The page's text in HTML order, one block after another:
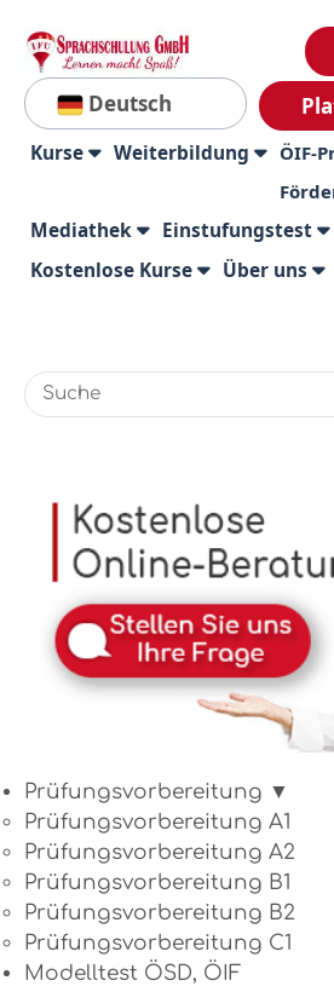
Deutsch
Kurse Weiterbildung
ÖIF-
Mediathek
Einstufungstest
Kostenlose Kurse
Über uns
Prüfungsvorbereitung ▼
Prüfungsvorbereitung A1
Prüfungsvorbereitung A2
Prüfungsvorbereitung B1
Prüfungsvorbereitung B2
Prüfungsvorbereitung C1
Modelltest ÖSD, ÖIF